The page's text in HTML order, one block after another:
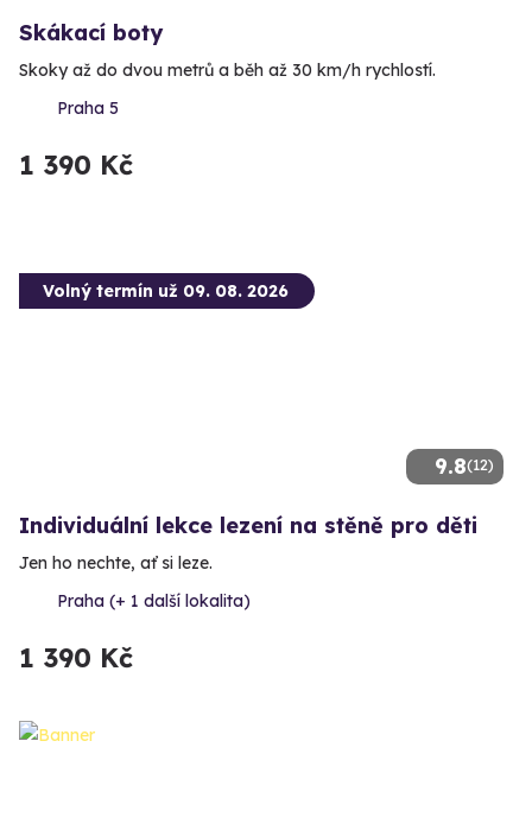
Skákací boty
Skoky až do dvou metrů a běh až 30 km/h rychlostí.
Praha 5
1 390 Kč
9.8(12)
Volný termín už 09. 08. 2026
Individuální lekce lezení na stěně pro děti
Jen ho nechte, ať si leze.
Praha (+ 1 další lokalita)
1 390 Kč